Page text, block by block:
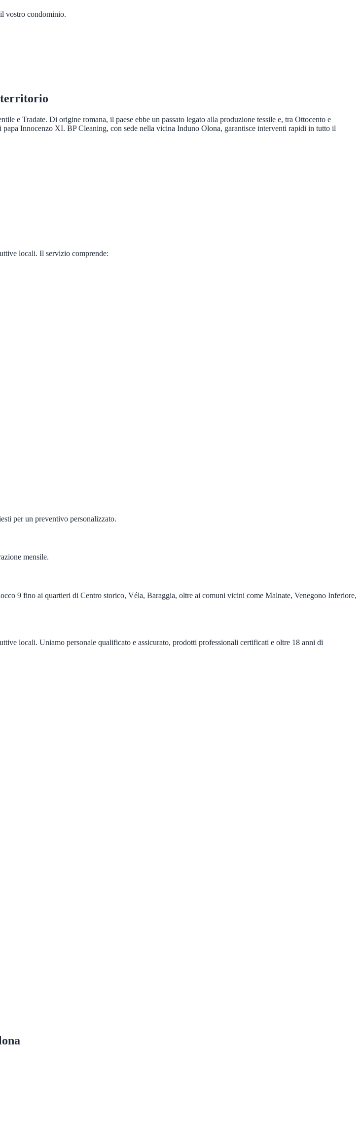
vostro condominio.
territorio
e Tradate. Di origine romana, il paese ebbe un passato legato alla produzione tessile e, tra Ottocento e
Innocenzo XI. BP Cleaning, con sede nella vicina Induno Olona, garantisce interventi rapidi in tutto il
locali. Il servizio comprende:
per un preventivo personalizzato.
mensile.
9 fino ai quartieri di Centro storico, Véla, Baraggia, oltre ai comuni vicini come Malnate, Venegono Inferiore,
locali. Uniamo personale qualificato e assicurato, prodotti professionali certificati e oltre 18 anni di